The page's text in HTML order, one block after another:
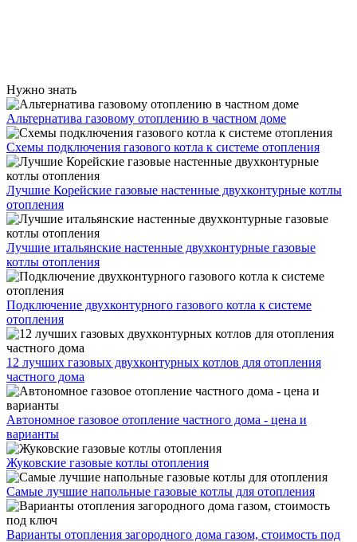
Нужно знать
Альтернатива газовому отоплению в частном доме
Схемы подключения газового котла к системе отопления
Лучшие Корейские газовые настенные двухконтурные котлы
отопления
Лучшие итальянские настенные двухконтурные газовые
котлы отопления
Подключение двухконтурного газового котла к системе
отопления
12 лучших газовых двухконтурных котлов для отопления
частного дома
Автономное газовое отопление частного дома - цена и
варианты
Жуковские газовые котлы отопления
Самые лучшие напольные газовые котлы для отопления
Варианты отопления загородного дома газом, стоимость под